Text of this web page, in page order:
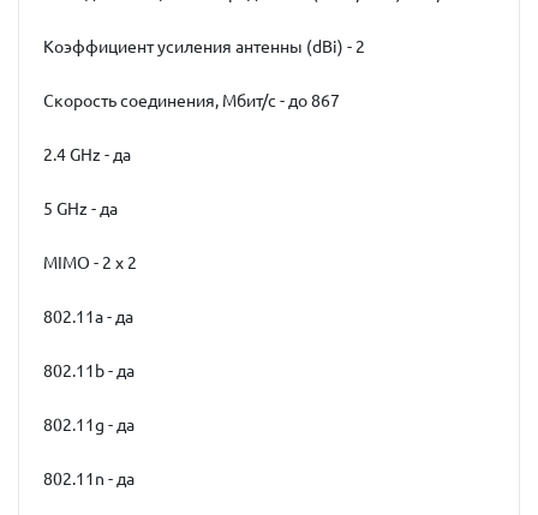
Коэффициент усиления антенны (dBi) - 2
Скорость соединения, Мбит/с - до 867
2.4 GHz - да
5 GHz - да
MIMO - 2 x 2
802.11a - да
802.11b - да
802.11g - да
802.11n - да